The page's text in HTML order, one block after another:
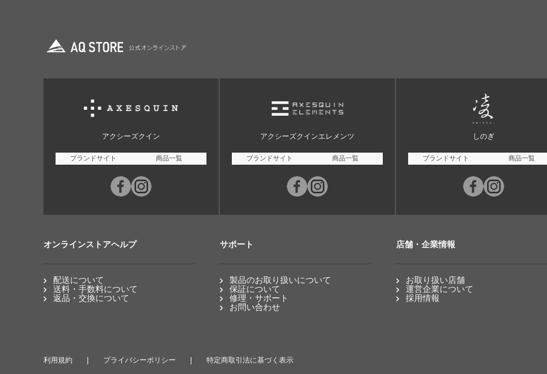
アクシーズクイン
ブランドサイト 商品一覧
アクシーズクインエレメンツ
ブランドサイト 商品一覧
しのぎ
ブランドサイト 商品一覧
オンラインストアヘルプ
配送について
送料・手数料について
返品・交換について
サポート
製品のお取り扱いについて
保証について
修理・サポート
お問い合わせ
店舗・企業情報
お取り扱い店舗
運営企業について
採用情報
利用規約 プライバシーポリシー 特定商取引法に基づく表示